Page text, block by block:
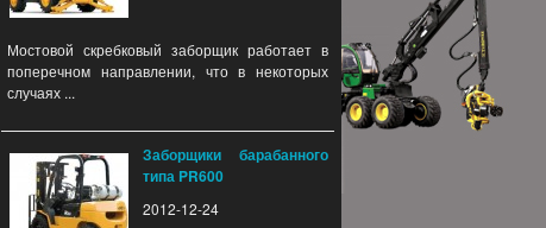
Мостовой скребковый заборщик работает в
поперечном направлении, что в некоторых
случаях ...
Заборщики барабанного
типа PR600
2012-12-24